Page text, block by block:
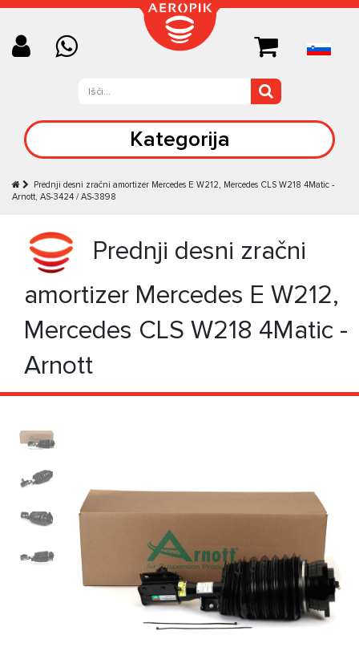
Kategorija
Prednji desni zračni amortizer Mercedes E W212, Mercedes CLS W218 4Matic -
Arnott, AS-3424 / AS-3898
Prednji desni zračni
amortizer Mercedes E W212,
Mercedes CLS W218 4Matic -
Arnott